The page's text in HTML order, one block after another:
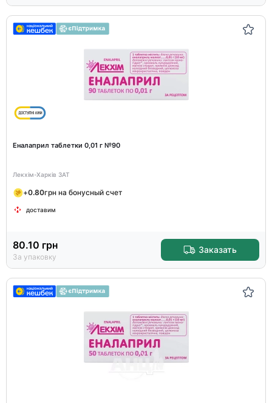
Еналаприл таблетки 0,01 г №90
Лекхім-Харків ЗАТ
+0.80грн на бонусный счет
доставим
80.10 грн
За упаковку
Заказать